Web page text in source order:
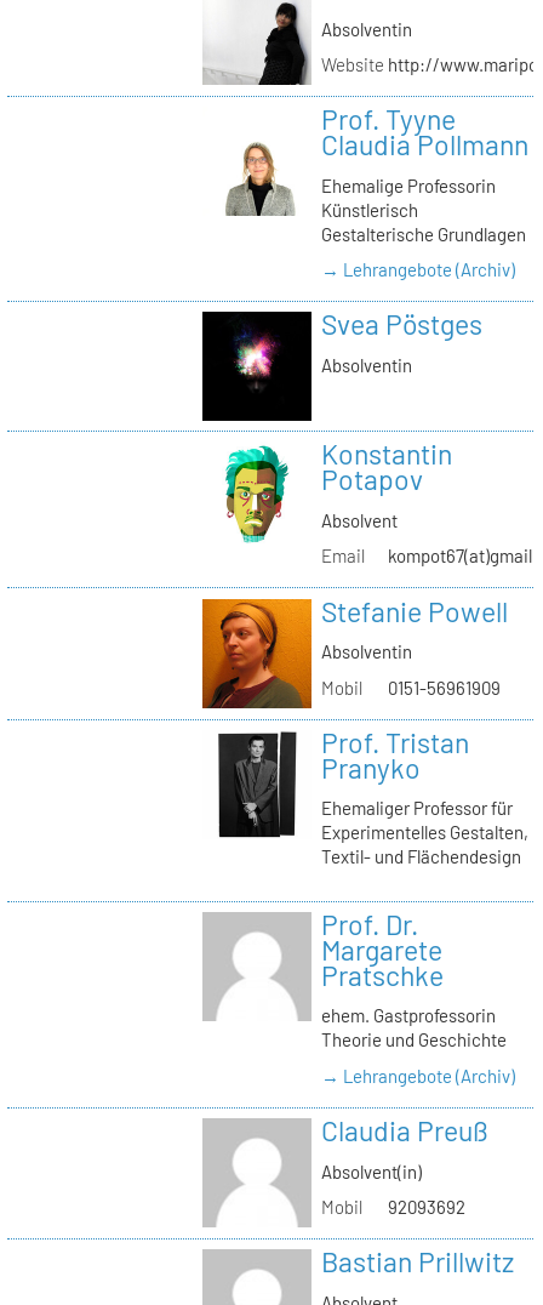
Absolventin
Website http://
Prof. Tyyne
Claudia Pollmann
Ehemalige Professorin
Künstlerisch
Gestalterische Grundlagen
→ Lehrangebote (Archiv)
Svea Pöstges
Absolventin
Konstantin
Potapov
Absolvent
Email
Stefanie Powell
Absolventin
Mobil
0151-56961909
Prof. Tristan
Pranyko
Ehemaliger Professor für
Experimentelles Gestalten,
Textil- und Flächendesign
Prof. Dr.
Margarete
Pratschke
ehem. Gastprofessorin
Theorie und Geschichte
→ Lehrangebote (Archiv)
Claudia Preuß
Absolvent(in)
Mobil
92093692
Bastian Prillwitz